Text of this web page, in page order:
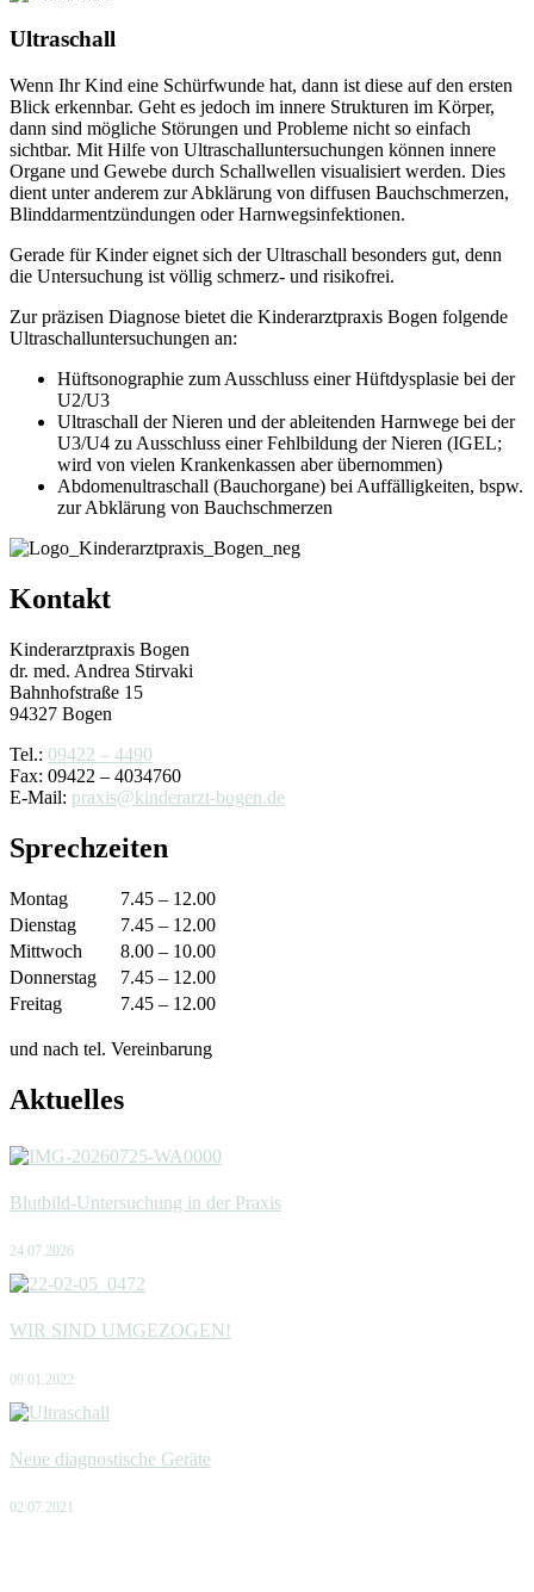
Ultraschall
Wenn Ihr Kind eine Schürfwunde hat, dann ist diese auf den ersten
Blick erkennbar. Geht es jedoch im innere Strukturen im Körper,
dann sind mögliche Störungen und Probleme nicht so einfach
sichtbar. Mit Hilfe von Ultraschalluntersuchungen können innere
Organe und Gewebe durch Schallwellen visualisiert werden. Dies
dient unter anderem zur Abklärung von diffusen Bauchschmerzen,
Blinddarmentzündungen oder Harnwegsinfektionen.
Gerade für Kinder eignet sich der Ultraschall besonders gut, denn
die Untersuchung ist völlig schmerz- und risikofrei.
Zur präzisen Diagnose bietet die Kinderarztpraxis Bogen folgende
Ultraschalluntersuchungen an:
Hüftsonographie zum Ausschluss einer Hüftdysplasie bei der
U2/U3
Ultraschall der Nieren und der ableitenden Harnwege bei der
U3/U4 zu Ausschluss einer Fehlbildung der Nieren (IGEL;
wird von vielen Krankenkassen aber übernommen)
Abdomenultraschall (Bauchorgane) bei Auffälligkeiten, bspw.
zur Abklärung von Bauchschmerzen
Kontakt
Kinderarztpraxis Bogen
dr. med. Andrea Stirvaki
Bahnhofstraße 15
94327 Bogen
Tel.: 09422 – 4490
Fax: 09422 – 4034760
E-Mail: praxis@kinderarzt-bogen.de
Sprechzeiten
Montag
7.45 – 12.00
Dienstag
7.45 – 12.00
Mittwoch
8.00 – 10.00
Donnerstag
7.45 – 12.00
Freitag
7.45 – 12.00
und nach tel. Vereinbarung
Aktuelles
Blutbild-Untersuchung in der Praxis
24.07.2026
WIR SIND UMGEZOGEN!
09.01.2022
Neue diagnostische Geräte
02.07.2021